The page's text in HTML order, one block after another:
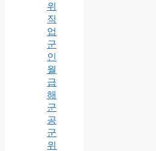
위
직
업
군
인
월
급
해
군
공
군
위